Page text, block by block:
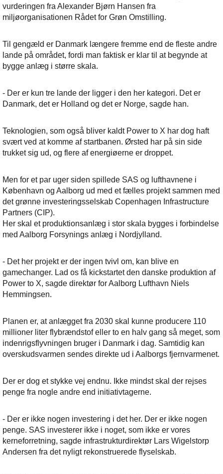
vurderingen fra Alexander Bjørn Hansen fra
miljøorganisationen Rådet for Grøn Omstilling.
Til gengæld er Danmark længere fremme end de fleste andre
lande på området, fordi man faktisk er klar til at begynde at
bygge anlæg i større skala.
- Der er kun tre lande der ligger i den her kategori. Det er
Danmark, det er Holland og det er Norge, sagde han.
Teknologien, som også bliver kaldt Power to X har dog haft
svært ved at komme af startbanen. Ørsted har på sin side
trukket sig ud, og flere af energiøerne er droppet.
Men for et par uger siden spillede SAS og lufthavnene i
København og Aalborg ud med et fælles projekt sammen med
det grønne investeringsselskab Copenhagen Infrastructure
Partners (CIP).
Her skal et produktionsanlæg i stor skala bygges i forbindelse
med Aalborg Forsynings anlæg i Nordjylland.
- Det her projekt er der ingen tvivl om, kan blive en
gamechanger. Lad os få kickstartet den danske produktion af
Power to X, sagde direktør for Aalborg Lufthavn Niels
Hemmingsen.
Planen er, at anlægget fra 2030 skal kunne producere 110
millioner liter flybrændstof eller to en halv gang så meget, som
indenrigsflyvningen bruger i Danmark i dag. Samtidig kan
overskudsvarmen sendes direkte ud i Aalborgs fjernvarmenet.
Der er dog et stykke vej endnu. Ikke mindst skal der rejses
penge fra nogle andre end initiativtagerne.
- Der er ikke nogen investering i det her. Der er ikke nogen
penge. SAS investerer ikke i noget, som ikke er vores
kerneforretning, sagde infrastrukturdirektør Lars Wigelstorp
Andersen fra det nyligt rekonstruerede flyselskab.